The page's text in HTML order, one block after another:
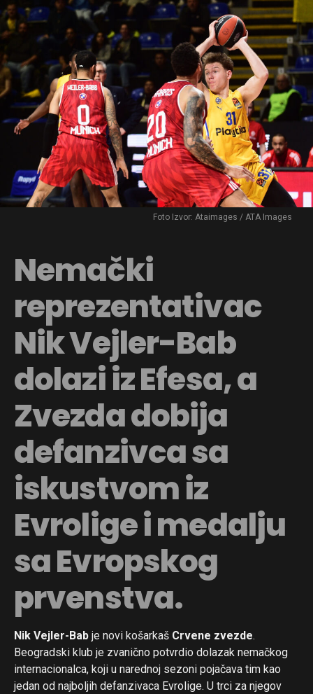
Foto Izvor: Ataimages / ATA Images
Nemački
reprezentativac
Nik Vejler-Bab
dolazi iz Efesa, a
Zvezda dobija
defanzivca sa
iskustvom iz
Evrolige i medalju
sa Evropskog
prvenstva.
Nik Vejler-Bab je novi košarkaš Crvene zvezde.
Beogradski klub je zvanično potvrdio dolazak nemačkog
internacionalca, koji u narednoj sezoni pojačava tim kao
jedan od najboljih defanzivaca Evrolige. U trci za njegov